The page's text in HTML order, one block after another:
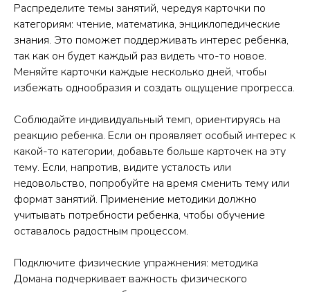
Распределите темы занятий, чередуя карточки по
категориям: чтение, математика, энциклопедические
знания. Это поможет поддерживать интерес ребенка,
так как он будет каждый раз видеть что-то новое.
Меняйте карточки каждые несколько дней, чтобы
избежать однообразия и создать ощущение прогресса.
Соблюдайте индивидуальный темп, ориентируясь на
реакцию ребенка. Если он проявляет особый интерес к
какой-то категории, добавьте больше карточек на эту
тему. Если, напротив, видите усталость или
недовольство, попробуйте на время сменить тему или
формат занятий. Применение методики должно
учитывать потребности ребенка, чтобы обучение
оставалось радостным процессом.
Подключите физические упражнения: методика
Домана подчеркивает важность физического